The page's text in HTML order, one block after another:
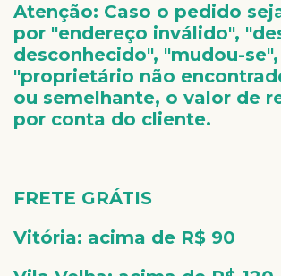
Atenção: Caso o pedido
por "endereço inválido",
desconhecido", "mudou-se",
"proprietário não
ou semelhante, o valor de
por conta do cliente.
FRETE GRÁTIS
Vitória: acima de R$ 90